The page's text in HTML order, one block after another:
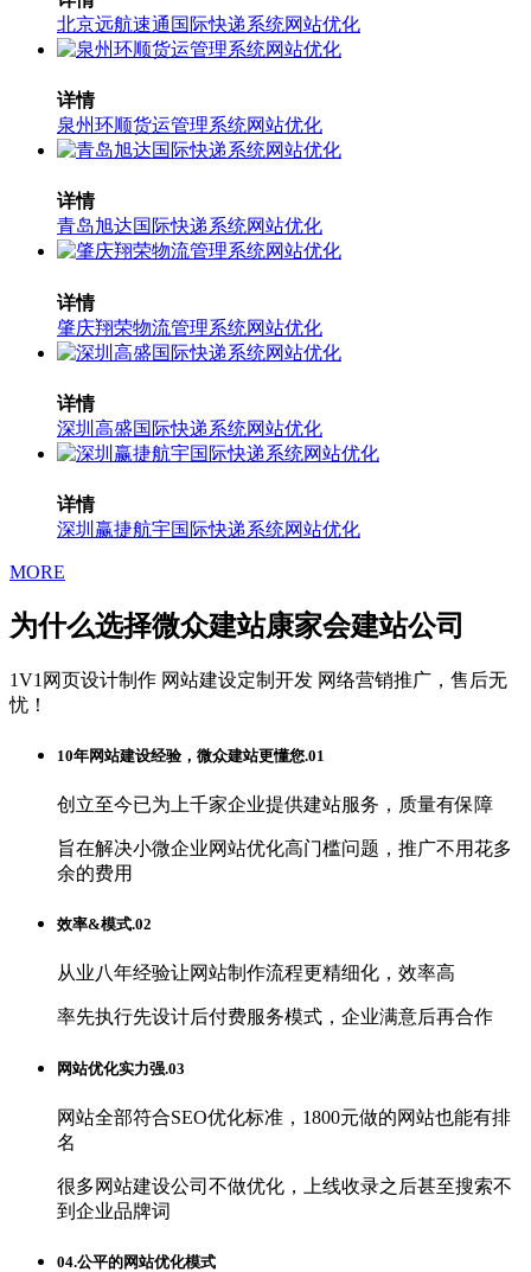
北京远航速通国际快递系统网站优化
详情
泉州环顺货运管理系统网站优化
详情
青岛旭达国际快递系统网站优化
详情
肇庆翔荣物流管理系统网站优化
详情
深圳高盛国际快递系统网站优化
详情
深圳赢捷航宇国际快递系统网站优化
MORE
为什么选择微众建站康家会建站公司
1V1网页设计制作 网站建设定制开发 网络营销推广，售后无
忧！
10年网站建设经验，微众建站更懂您.01
创立至今已为上千家企业提供建站服务，质量有保障
旨在解决小微企业网站优化高门槛问题，推广不用花多
余的费用
效率&模式.02
从业八年经验让网站制作流程更精细化，效率高
率先执行先设计后付费服务模式，企业满意后再合作
网站优化实力强.03
网站全部符合SEO优化标准，1800元做的网站也能有排
名
很多网站建设公司不做优化，上线收录之后甚至搜索不
到企业品牌词
04.公平的网站优化模式